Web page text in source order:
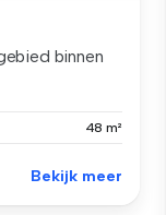
binnen
48 m²
Bekijk meer